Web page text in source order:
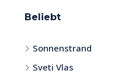
Beliebt
Sonnenstrand
Sveti Vlas